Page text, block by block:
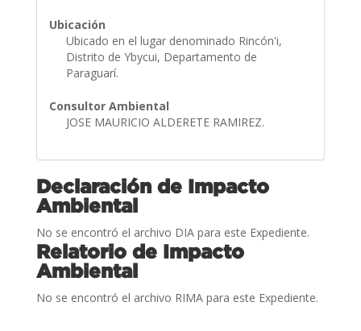
Ubicación
Ubicado en el lugar denominado Rincón'i,
Distrito de Ybycui, Departamento de
Paraguarí.
Consultor Ambiental
JOSE MAURICIO ALDERETE RAMIREZ.
Declaración de Impacto
Ambiental
No se encontró el archivo DIA para este Expediente.
Relatorio de Impacto
Ambiental
No se encontró el archivo RIMA para este Expediente.